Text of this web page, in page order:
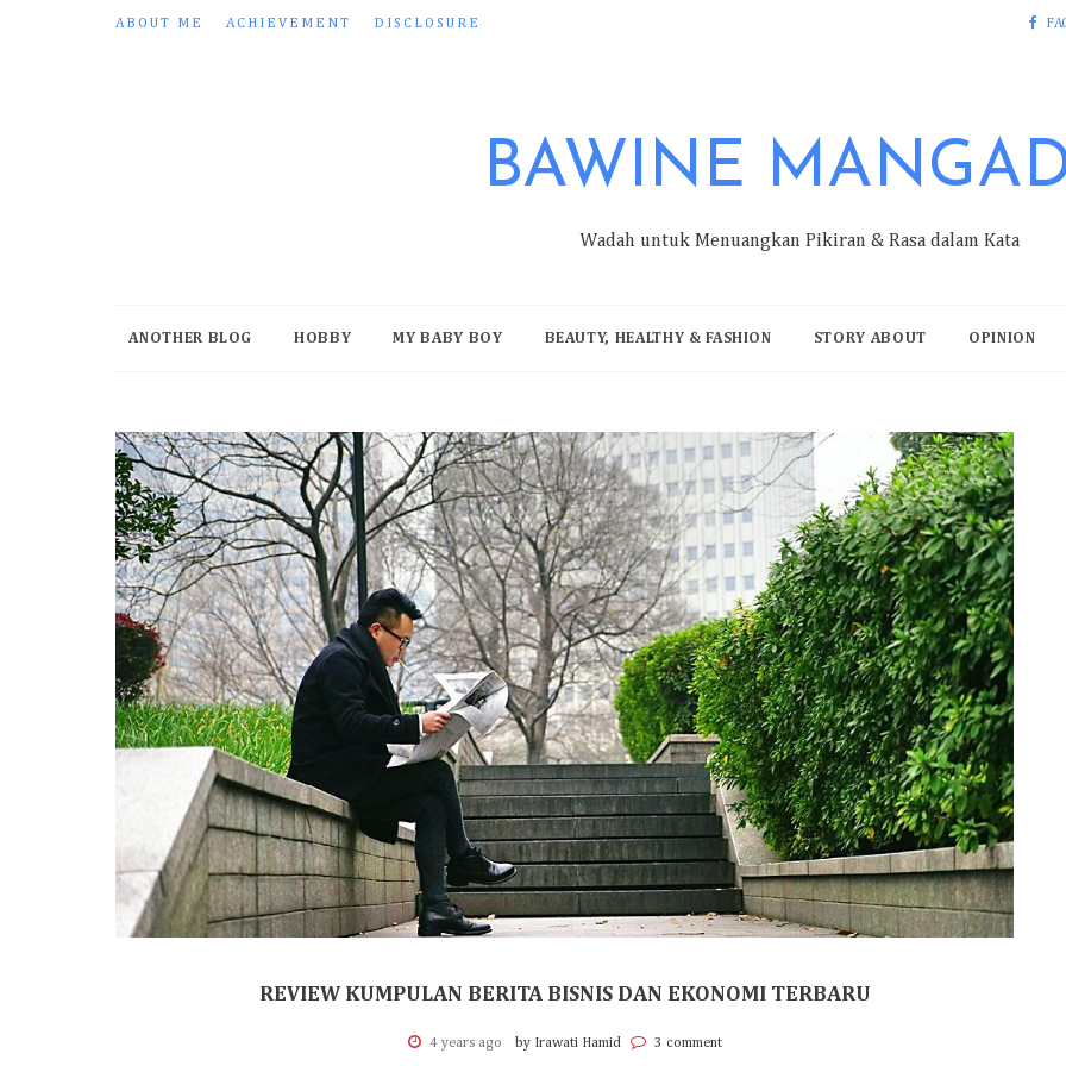
ABOUT ME ACHIEVEMENT DISCLOSURE
BAWINE
Wadah untuk Menuangkan Pikiran & Rasa dalam Kata
ANOTHER BLOG HOBBY MY BABY BOY BEAUTY, HEALTHY & FASHION STORY ABOUT OPINION
REVIEW KUMPULAN BERITA BISNIS DAN EKONOMI TERBARU
4 years ago by Irawati Hamid 3 comment